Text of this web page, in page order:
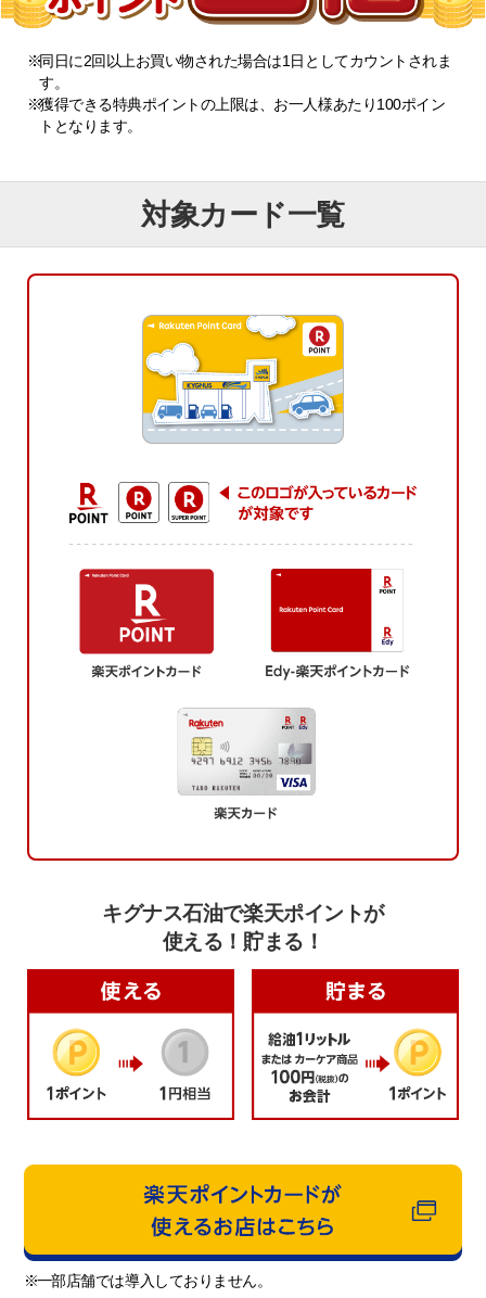
※同日に2回以上お買い物された場合は1日としてカウントされま
す。
※獲得できる特典ポイントの上限は、お一人様あたり100ポイン
トとなります。
対象カード一覧
キグナス石油で楽天ポイントが
使える！貯まる！
※一部店舗では導入しておりません。